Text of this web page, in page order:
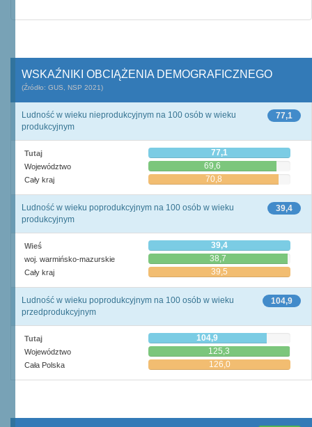
WSKAŹNIKI OBCIĄŻENIA DEMOGRAFICZNEGO
(Źródło: GUS, NSP 2021)
77,1
Ludność w wieku nieprodukcyjnym na 100 osób w wieku
produkcyjnym
Tutaj 77,1
Województwo 69,6
Cały kraj 70,8
39,4
Ludność w wieku poprodukcyjnym na 100 osób w wieku
produkcyjnym
Wieś 39,4
woj. warmińsko-mazurskie 38,7
Cały kraj 39,5
104,9
Ludność w wieku poprodukcyjnym na 100 osób w wieku
przedprodukcyjnym
Tutaj 104,9
Województwo 125,3
Cała Polska 126,0